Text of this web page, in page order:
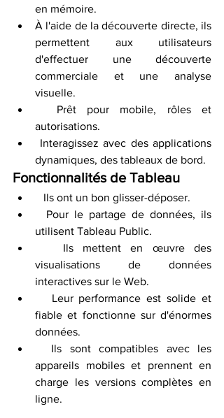
en mémoire.
À l'aide de la découverte directe, ils
permettent aux utilisateurs
d'effectuer une découverte
commerciale et une analyse
visuelle.
autorisations.
dynamiques, des tableaux de bord.
Fonctionnalités de Tableau
   Ils ont un bon glisser-déposer.
utilisent Tableau Public.
visualisations de données
interactives sur le Web.
fiable et fonctionne sur d'énormes
données.
appareils mobiles et prennent en
charge les versions complètes en
ligne.